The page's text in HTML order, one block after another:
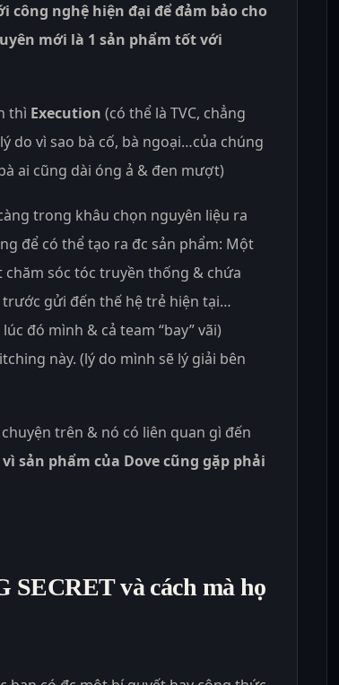
nghệ hiện đại để đảm bảo cho
mới là 1 sản phẩm tốt với
thì Execution (có thể là TVC, chẳng
do vì sao bà cố, bà ngoại…của chúng
ai cũng dài óng ả & đen mượt)
trong khâu chọn nguyên liệu ra
để có thể tạo ra đc sản phẩm: Một
sóc tóc truyền thống & chứa
gửi đến thế hệ trẻ hiện tại…
đó mình & cả team “bay” vãi)
này. (lý do mình sẽ lý giải bên
trên & nó có liên quan gì đến
sản phẩm của Dove cũng gặp phải
và cách mà họ